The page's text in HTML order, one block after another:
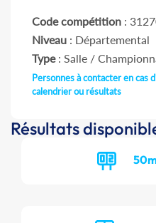
Code compétition :
Niveau : Départemental
Type: Salle /
Personnes à contacter en cas
calendrier ou résultats
Résultats